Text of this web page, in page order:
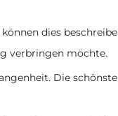
dies
verbringen möchte.
Die